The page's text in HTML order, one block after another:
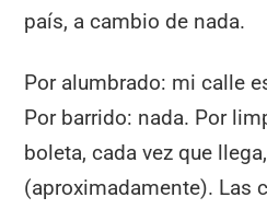
país, a cambio de nada.
Por alumbrado: mi calle
Por barrido: nada. Por
boleta, cada vez que
(aproximadamente). Las